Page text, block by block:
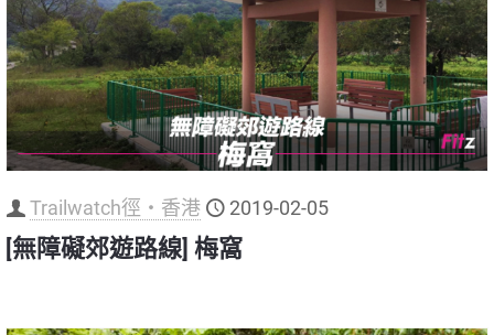
Trailwatch徑‧香港 2019-02-05
[無障礙郊遊路線] 梅窩